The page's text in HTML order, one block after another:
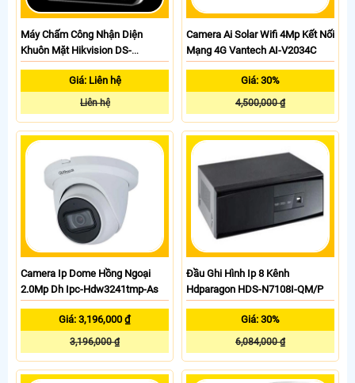
Máy Chấm Công Nhận Diện
Khuôn Mặt Hikvision DS-
K1T642M
Giá: Liên hệ
Liên hệ
Camera Ai Solar Wifi 4Mp Kết Nối
Mạng 4G Vantech AI-V2034C
Giá: 30%
4,500,000 ₫
Camera Ip Dome Hồng Ngoại
2.0Mp Dh Ipc-Hdw3241tmp-As
Giá: 3,196,000 ₫
3,196,000 ₫
Đầu Ghi Hình Ip 8 Kênh
Hdparagon HDS-N7108I-QM/P
Giá: 30%
6,084,000 ₫